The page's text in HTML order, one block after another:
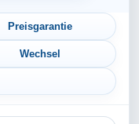
Preisgarantie
Wechsel